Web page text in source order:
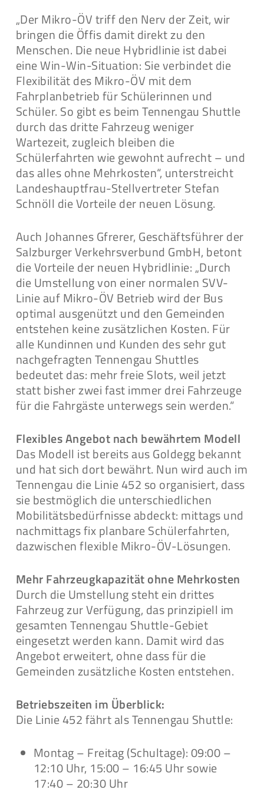
„Der Mikro-ÖV triff den Nerv der Zeit, wir
bringen die Öffis damit direkt zu den
Menschen. Die neue Hybridlinie ist dabei
eine Win-Win-Situation: Sie verbindet die
Flexibilität des Mikro-ÖV mit dem
Fahrplanbetrieb für Schülerinnen und
Schüler. So gibt es beim Tennengau Shuttle
durch das dritte Fahrzeug weniger
Wartezeit, zugleich bleiben die
Schülerfahrten wie gewohnt aufrecht – und
das alles ohne Mehrkosten“, unterstreicht
Landeshauptfrau-Stellvertreter Stefan
Schnöll die Vorteile der neuen Lösung.
Auch Johannes Gfrerer, Geschäftsführer der
Salzburger Verkehrsverbund GmbH, betont
die Vorteile der neuen Hybridlinie: „Durch
die Umstellung von einer normalen SVV-
Linie auf Mikro-ÖV Betrieb wird der Bus
optimal ausgenützt und den Gemeinden
entstehen keine zusätzlichen Kosten. Für
alle Kundinnen und Kunden des sehr gut
nachgefragten Tennengau Shuttles
bedeutet das: mehr freie Slots, weil jetzt
statt bisher zwei fast immer drei Fahrzeuge
für die Fahrgäste unterwegs sein werden.“
Flexibles Angebot nach bewährtem Modell
Das Modell ist bereits aus Goldegg bekannt
und hat sich dort bewährt. Nun wird auch im
Tennengau die Linie 452 so organisiert, dass
sie bestmöglich die unterschiedlichen
Mobilitätsbedürfnisse abdeckt: mittags und
nachmittags fix planbare Schülerfahrten,
dazwischen flexible Mikro-ÖV-Lösungen.
Mehr Fahrzeugkapazität ohne Mehrkosten
Durch die Umstellung steht ein drittes
Fahrzeug zur Verfügung, das prinzipiell im
gesamten Tennengau Shuttle-Gebiet
eingesetzt werden kann. Damit wird das
Angebot erweitert, ohne dass für die
Gemeinden zusätzliche Kosten entstehen.
Betriebszeiten im Überblick:
Die Linie 452 fährt als Tennengau Shuttle:
Montag – Freitag (Schultage): 09:00 –
12:10 Uhr, 15:00 – 16:45 Uhr sowie
17:40 – 20:30 Uhr